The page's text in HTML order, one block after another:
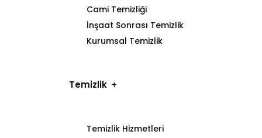
Cami Temizliği
İnşaat Sonrası Temizlik
Kurumsal Temizlik
Temizlik
Temizlik Hizmetleri